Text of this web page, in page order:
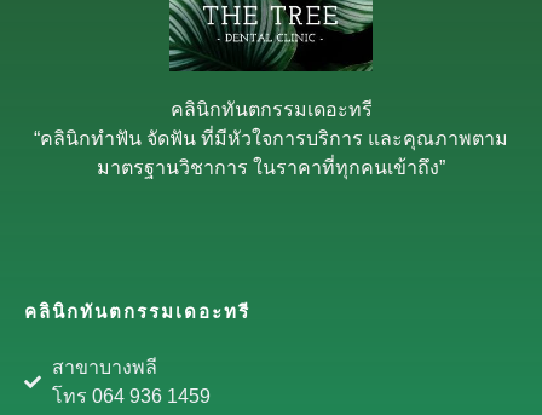
คลินิกทันตกรรมเดอะทรี
“คลินิกทำฟัน จัดฟัน ที่มีหัวใจการบริการ และคุณภาพตาม
มาตรฐานวิชาการ ในราคาที่ทุกคนเข้าถึง”
คลินิกทันตกรรมเดอะทรี
สาขาบางพลี
โทร 064 936 1459